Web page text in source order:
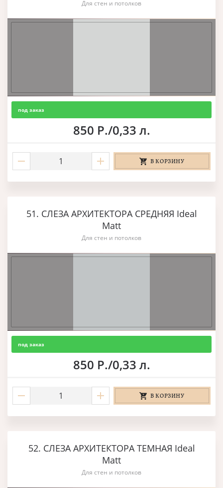
Для стен и потолков
под заказ
850 Р./0,33 л.
В КОРЗИНУ
51. СЛЕЗА АРХИТЕКТОРА СРЕДНЯЯ Ideal
Matt
Для стен и потолков
под заказ
850 Р./0,33 л.
В КОРЗИНУ
52. СЛЕЗА АРХИТЕКТОРА ТЕМНАЯ Ideal
Matt
Для стен и потолков